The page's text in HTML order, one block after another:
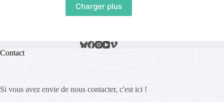
Charger plus
Contact
Si vous avez envie de nous contacter, c'est ici !